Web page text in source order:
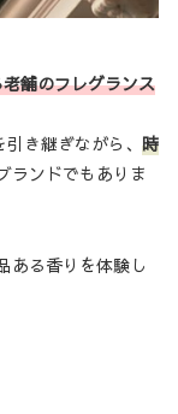
舗のフレグランス
き継ぎながら、 時
ランドでもありま
ある香りを体験し